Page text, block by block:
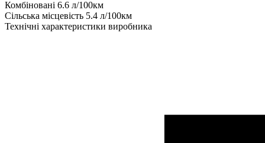
Комбіновані 6.6 л/100км
Сільська місцевість 5.4 л/100км
Технічні характеристики виробника